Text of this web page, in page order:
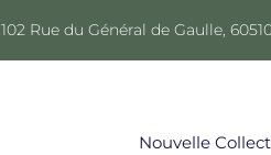
102 Rue du Général de Gaulle,
Nouvelle